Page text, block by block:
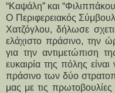
“Καψάλη” και
Ο Περιφερειακός
Χατζόγλου, δήλωσε
ελάχιστο πράσινο, την
για την αντιμετώπιση
ευκαιρία της πόλης
πράσινο των δύο
μας με τις